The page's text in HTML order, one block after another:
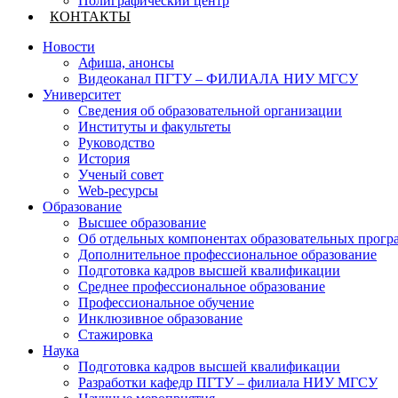
КОНТАКТЫ
Новости
Афиша, анонсы
Видеоканал ПГТУ – ФИЛИАЛА НИУ МГСУ
Университет
Сведения об образовательной организации
Институты и факультеты
Руководство
История
Ученый совет
Web-ресурсы
Образование
Высшее образование
Об отдельных компонентах образовательных
Дополнительное профессиональное образование
Подготовка кадров высшей квалификации
Среднее профессиональное образование
Профессиональное обучение
Инклюзивное образование
Стажировка
Наука
Подготовка кадров высшей квалификации
Разработки кафедр ПГТУ – филиала НИУ МГСУ